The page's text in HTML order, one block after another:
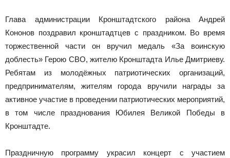
Глава администрации Кронштадтского района Андрей
Кононов поздравил кронштадтцев с праздником. Во время
торжественной части он вручил медаль «За воинскую
доблесть» Герою СВО, жителю Кронштадта Илье Дмитриеву.
Ребятам из молодёжных патриотических организаций,
предпринимателям, жителям города вручили награды за
активное участие в проведении патриотических мероприятий,
в том числе празднования Юбилея Великой Победы в
Кронштадте.
Праздничную программу украсил концерт с участием